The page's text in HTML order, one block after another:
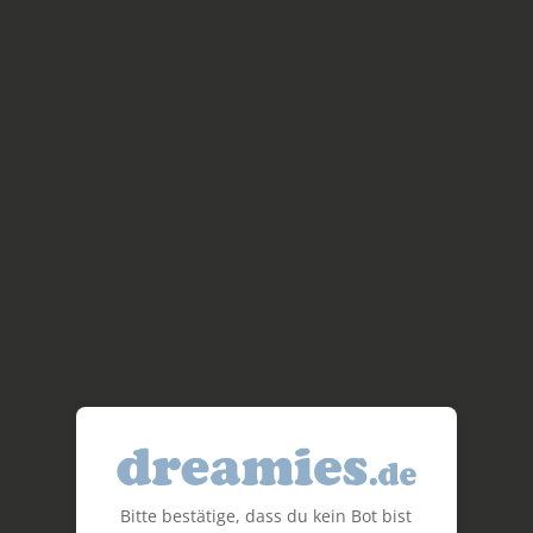
Bitte bestätige, dass du kein Bot bist